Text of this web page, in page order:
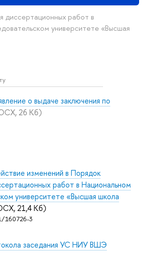
диссертационных работ в
университете «Высшая
о выдаче заключения по
26 Кб)
изменений в Порядок
работ в Национальном
университете «Высшая школа
21,4 Кб)
160726-3
заседания УС НИУ ВШЭ